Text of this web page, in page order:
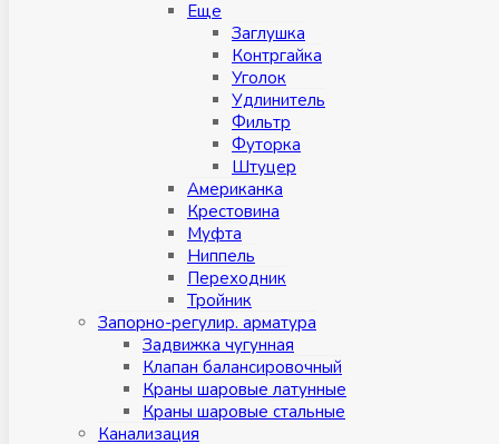
Eщe
Заглушка
Контргайка
Уголок
Удлинитель
Фильтр
Футорка
Штуцер
Американка
Крестовина
Муфта
Ниппель
Переходник
Тройник
Запорно-регулир. арматура
Задвижка чугунная
Клапан балансировочный
Краны шаровые латунные
Краны шаровые стальные
Канализация